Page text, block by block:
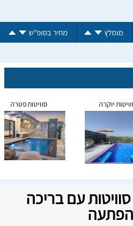
מומלץ מחיר בסופ"ש
יוקרה סוויטות פטרה
סוויטות עם בריכה